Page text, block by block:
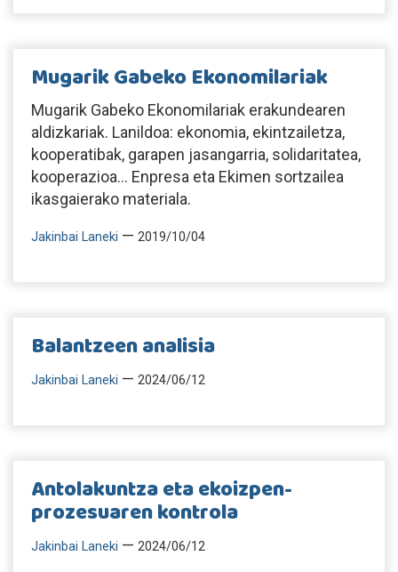
Mugarik Gabeko Ekonomilariak
Mugarik Gabeko Ekonomilariak erakundearen
aldizkariak. Lanildoa: ekonomia, ekintzailetza,
kooperatibak, garapen jasangarria, solidaritatea,
kooperazioa... Enpresa eta Ekimen sortzailea
ikasgaierako materiala.
Jakinbai Laneki — 2019/10/04
Balantzeen analisia
Jakinbai Laneki — 2024/06/12
Antolakuntza eta ekoizpen-
prozesuaren kontrola
Jakinbai Laneki — 2024/06/12